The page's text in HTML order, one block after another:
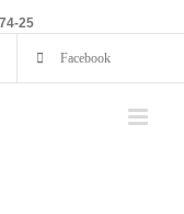
25
Facebook